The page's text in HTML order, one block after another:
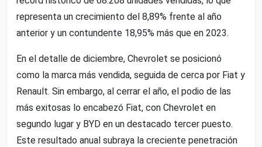
representa un crecimiento del 8,89% frente al año
anterior y un contundente 18,95% más que en 2023.
En el detalle de diciembre, Chevrolet se posicionó
como la marca más vendida, seguida de cerca por Fiat y
Renault. Sin embargo, al cerrar el año, el podio de las
más exitosas lo encabezó Fiat, con Chevrolet en
segundo lugar y BYD en un destacado tercer puesto.
Este resultado anual subraya la creciente penetración